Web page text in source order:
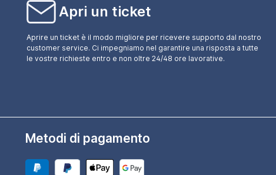
Apri un ticket
Aprire un ticket è il modo migliore per ricevere supporto dal nostro
customer service. Ci impegniamo nel garantire una risposta a tutte
le vostre richieste entro e non oltre 24/48 ore lavorative.
Metodi di pagamento